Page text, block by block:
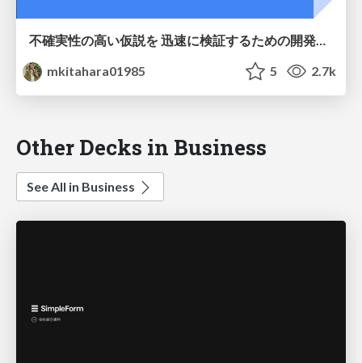
不確実性の高い仮説を 迅速に検証するための開発プロセス
mkitahara01985
5 2.7k
Other Decks in Business
See All in Business